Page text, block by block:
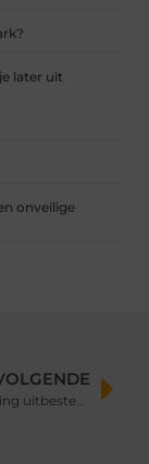
later uit
onveilige
Online marketing uitbesteden of zelf doen?